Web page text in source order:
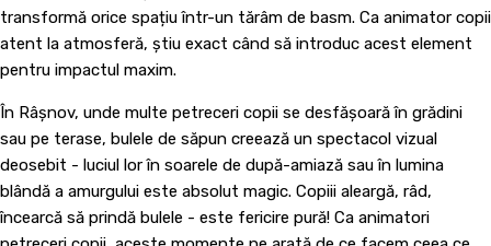
transformă orice spațiu într-un tărâm de basm. Ca animator copii
atent la atmosferă, știu exact când să introduc acest element
pentru impactul maxim.
În Râșnov, unde multe petreceri copii se desfășoară în grădini
sau pe terase, bulele de săpun creează un spectacol vizual
deosebit - luciul lor în soarele de după-amiază sau în lumina
blândă a amurgului este absolut magic. Copiii aleargă, râd,
încearcă să prindă bulele - este fericire pură! Ca animatori